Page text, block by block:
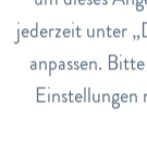
Art.Nr.
7649057
EAN
jederzeit unter
anpassen.
Einstellungen